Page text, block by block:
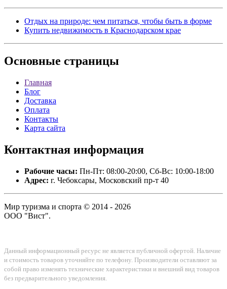
Отдых на природе: чем питаться, чтобы быть в форме
Купить недвижимость в Краснодарском крае
Основные страницы
Главная
Блог
Доставка
Оплата
Контакты
Карта сайта
Контактная информация
Рабочие часы: Пн-Пт: 08:00-20:00, Сб-Вс: 10:00-18:00
Адрес: г. Чебоксары, Московский пр-т 40
Мир туризма и спорта © 2014 - 2026
ООО "Вист".
Данный информационный ресурс не является публичной офертой. Наличие
и стоимость товаров уточняйте по телефону. Производители оставляют за
собой право изменять технические характеристики и внешний вид товаров
без предварительного уведомления.